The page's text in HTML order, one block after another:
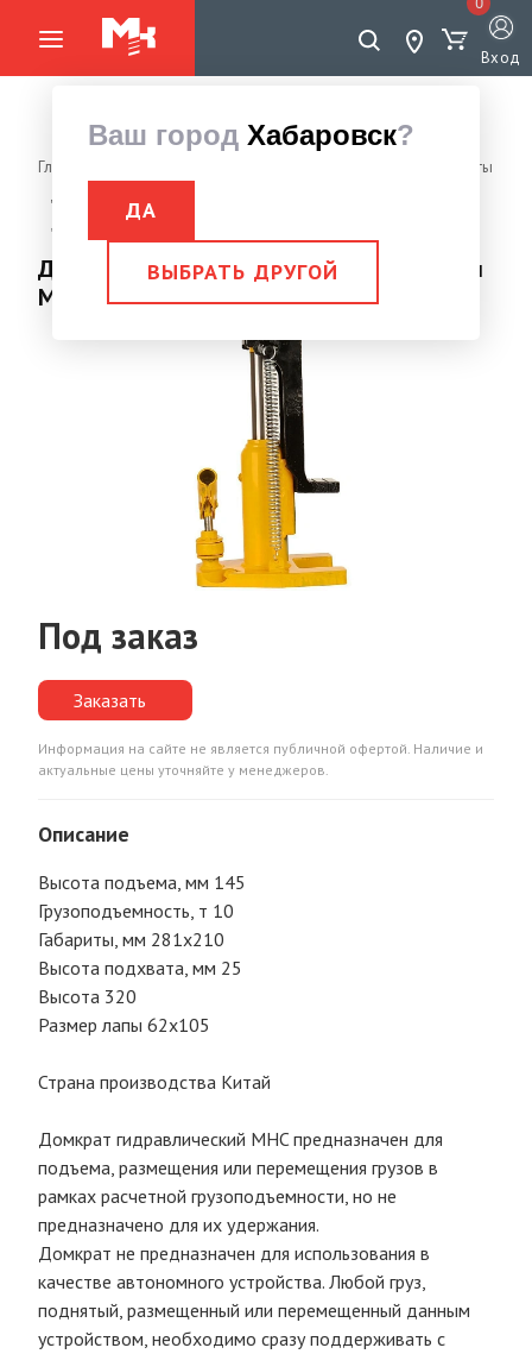
Ваш город Хабаровск?
ДА
ВЫБРАТЬ ДРУГОЙ
Вход
Главная страница
Домкраты
Домкрат гидравлический с лапой
Домкрат гидравлический с лапой 10,0 тн МНС-10
Домкрат гидравлический с лапой 10,0 тн
МНС-10
Под заказ
Заказать
Информация на сайте не является публичной офертой. Наличие и
актуальные цены уточняйте у менеджеров.
Описание
Высота подъема, мм 145
Грузоподъемность, т 10
Габариты, мм 281х210
Высота подхвата, мм 25
Высота 320
Размер лапы 62х105
Страна производства Китай
Домкрат гидравлический MHC предназначен для
подъема, размещения или перемещения грузов в
рамках расчетной грузоподъемности, но не
предназначено для их удержания.
Домкрат не предназначен для использования в
качестве автономного устройства. Любой груз,
поднятый, размещенный или перемещенный данным
устройством, необходимо сразу поддерживать с